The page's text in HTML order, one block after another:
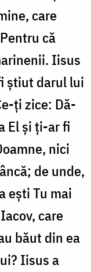
care
că
Iisus
știut darul lui
ți zice: Dă-
El și ți-ar fi
nici
de unde,
ești Tu mai
care
băut din ea
Iisus a